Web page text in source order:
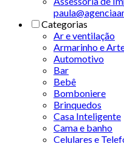
Categorias
Ar e ventilação
Armarinho e
Automotivo
Bar
Bebê
Bomboniere
Brinquedos
Casa Inteligente
Cama e banho
Celulares e